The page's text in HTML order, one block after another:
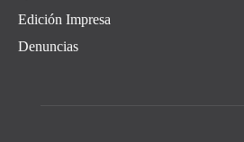
Edición Impresa
Denuncias